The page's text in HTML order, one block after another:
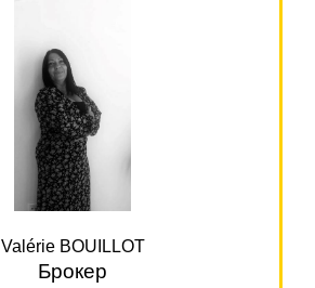
Valérie BOUILLOT
Брокер